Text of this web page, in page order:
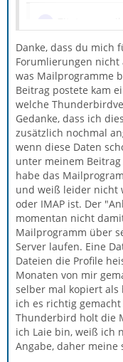
Zitat von
Kann ich die
Nein. Ja. Vielleicht.
Glaskugel ist leider
Es geht vermutlich
Mailprogramm,
nicht im
hast du es
Information über
beispielsweise:
Was ging diesem
Mails per POP3
letzte
Browser/
nachgesehen?
weg/leer? Mit
das betroffene
Fragen über
Danke, dass du mich
Forumlierungen nicht
was Mailprogramme
Beitrag postete kam
welche
Gedanke, dass ich
zusätzlich nochmal
wenn diese Daten
unter meinem
habe das
und weiß leider nicht
oder IMAP ist. Der
momentan nicht
Mailprogramm über
Server laufen. Eine
Dateien die Profile
Monaten von mir
selber mal kopiert als
ich es richtig
Thunderbird holt die
ich Laie bin, weiß ich
Angabe, daher meine